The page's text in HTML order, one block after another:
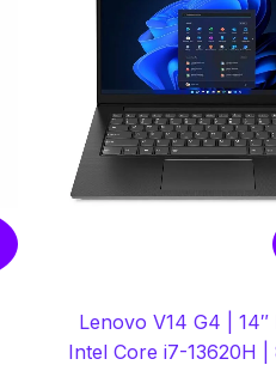
Lenovo V14 G4 | 14″
Intel Core i7-13620H |